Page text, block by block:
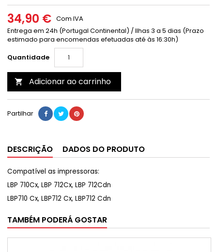
34,90 € Com IVA
Entrega em 24h (Portugal Continental) / Ilhas 3 a 5 dias (Prazo
estimado para encomendas efetuadas até às 16:30h)
Quantidade
 Adicionar ao carrinho
Partilhar
DESCRIÇÃO DADOS DO PRODUTO
Compatível as impressoras:
LBP 710Cx, LBP 712Cx, LBP 712Cdn
LBP710 Cx, LBP712 Cx, LBP712 Cdn
TAMBÉM PODERÁ GOSTAR